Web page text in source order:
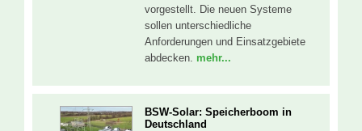
vorgestellt. Die neuen Systeme
sollen unterschiedliche
Anforderungen und Einsatzgebiete
abdecken. mehr...
BSW-Solar: Speicherboom in
Deutschland